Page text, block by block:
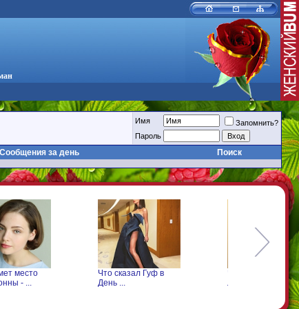
Имя
Запомнить?
Пароль
Сообщения за день Поиск
место
- ...
Что сказал Гуф в
День ...
Что произошло с
Леонтьевым на ...